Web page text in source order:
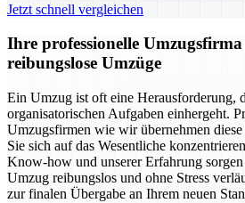
Jetzt schnell vergleichen
Ihre professionelle
reibungslose Umzüge
Ein Umzug ist oft eine Herausforderung,
organisatorischen Aufgaben einhergeht.
Umzugsfirmen wie wir übernehmen
Sie sich auf das Wesentliche
Know-how und unserer Erfahrung
Umzug reibungslos und ohne Stress
zur finalen Übergabe an Ihrem neuen